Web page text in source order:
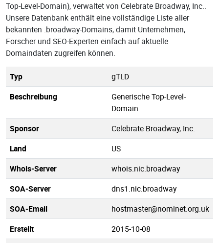
Top-Level-Domain), verwaltet von Celebrate Broadway, Inc..
Unsere Datenbank enthält eine vollständige Liste aller
bekannten .broadway-Domains, damit Unternehmen,
Forscher und SEO-Experten einfach auf aktuelle
Domaindaten zugreifen können.
Typ
gTLD
Beschreibung
Generische Top-Level-
Domain
Sponsor
Celebrate Broadway, Inc.
Land
US
Whois-Server
whois.nic.broadway
SOA-Server
dns1.nic.broadway
SOA-Email
hostmaster@nominet.org.uk
Erstellt
2015-10-08